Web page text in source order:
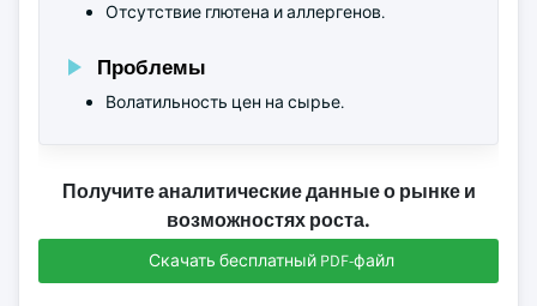
Отсутствие глютена и аллергенов.
Проблемы
Волатильность цен на сырье.
Получите аналитические данные о рынке и
возможностях роста.
Скачать бесплатный PDF-файл